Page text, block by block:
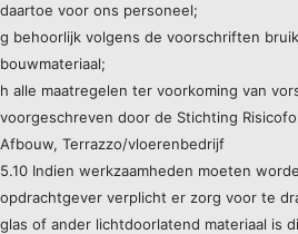
daartoe voor ons personeel;
g behoorlijk volgens de voorschriften
bouwmateriaal;
h alle maatregelen ter voorkoming van
voorgeschreven door de Stichting
Afbouw, Terrazzo/vloerenbedrijf
5.10 Indien werkzaamheden moeten
opdrachtgever verplicht er zorg voor te
glas of ander lichtdoorlatend materiaal is